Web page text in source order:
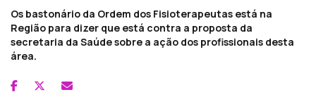
Os bastonário da Ordem dos Fisioterapeutas está na
Região para dizer que está contra a proposta da
secretaria da Saúde sobre a ação dos profissionais desta
área.